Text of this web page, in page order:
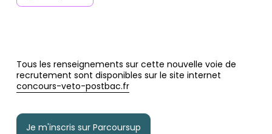
Tous les renseignements sur cette nouvelle voie de
recrutement sont disponibles sur le site internet
concours-veto-postbac.fr
Je m'inscris sur Parcoursup